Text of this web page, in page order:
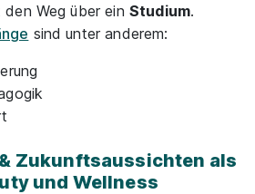
Weg über ein Studium.
sind unter anderem:
Zukunftsaussichten als
und Wellness